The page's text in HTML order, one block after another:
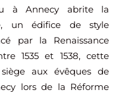
à Annecy abrite la
un édifice de style
par la Renaissance
1535 et 1538, cette
aux évêques de
lors de la Réforme